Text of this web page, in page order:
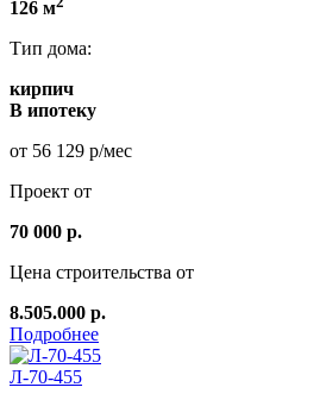
126 м
Тип дома:
кирпич
В ипотеку
от 56 129 р/мес
Проект от
70 000 р.
Цена строительства от
8.505.000 р.
Подробнее
Л-70-455